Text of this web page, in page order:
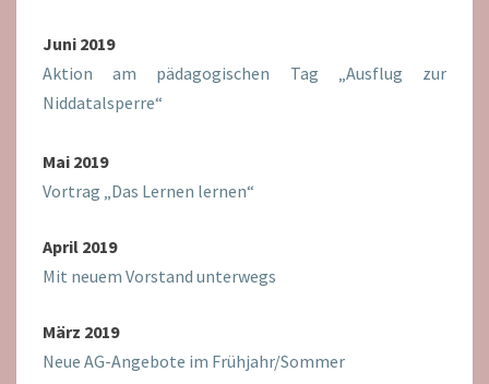
Juni 2019
Aktion am pädagogischen Tag „Ausflug zur
Niddatalsperre“
Mai 2019
Vortrag „Das Lernen lernen“
April 2019
Mit neuem Vorstand unterwegs
März 2019
Neue AG-Angebote im Frühjahr/Sommer